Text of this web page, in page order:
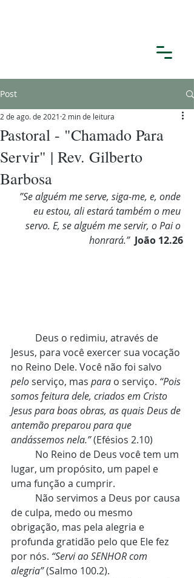
Post
Pastoral - "Chamado Para
Servir" | Rev. Gilberto
Barbosa
2 de ago. de 2021 2 min de leitura
”Se alguém me serve, siga-me, e, onde
eu estou, ali estará também o meu
servo. E, se alguém me servir, o Pai o
honrará.” João 12.26
Jesus, para você exercer sua vocação
no Reino Dele. Você não foi salvo
pelo serviço, mas para o serviço. “Pois
somos feitura dele, criados em Cristo
Jesus para boas obras, as quais Deus de
antemão preparou para que
andássemos nela.” (Efésios 2.10)
lugar, um propósito, um papel e
uma função a cumprir.
de culpa, medo ou mesmo
obrigação, mas pela alegria e
profunda gratidão pelo que Ele fez
por nós. “Servi ao SENHOR com
alegria” (Salmo 100.2).